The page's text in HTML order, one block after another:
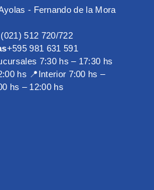
- Fernando de la Mora
512 720/722
+595 981 631 591
7:30 hs – 17:30 hs
hs 📍Interior 7:00 hs –
hs – 12:00 hs